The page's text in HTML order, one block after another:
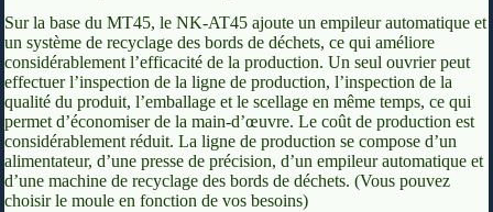
Sur la base du MT45, le NK-AT45 ajoute un empileur automatique et
un système de recyclage des bords de déchets, ce qui améliore
considérablement l’efficacité de la production. Un seul ouvrier peut
effectuer l’inspection de la ligne de production, l’inspection de la
qualité du produit, l’emballage et le scellage en même temps, ce qui
permet d’économiser de la main-d’œuvre. Le coût de production est
considérablement réduit. La ligne de production se compose d’un
alimentateur, d’une presse de précision, d’un empileur automatique et
d’une machine de recyclage des bords de déchets. (Vous pouvez
choisir le moule en fonction de vos besoins)